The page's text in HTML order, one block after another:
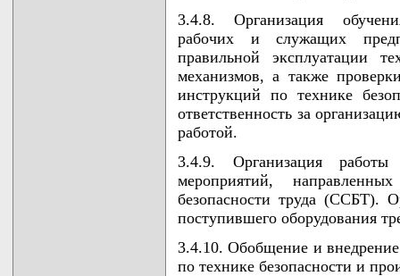
3.4.8. Организация
рабочих и служащих
правильной эксплуатации
механизмов, а также
инструкций по технике
ответственность за
работой.
3.4.9. Организация
мероприятий,
безопасности труда (ССБТ).
поступившего оборудования
3.4.10. Обобщение и
по технике безопасности и